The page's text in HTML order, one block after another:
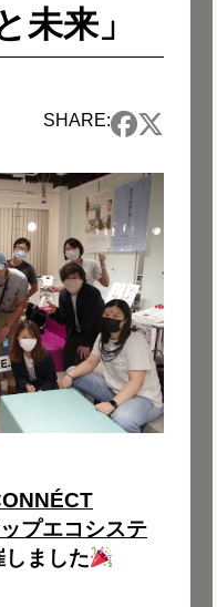
未来」
SHARE:
プエコシステ
しました